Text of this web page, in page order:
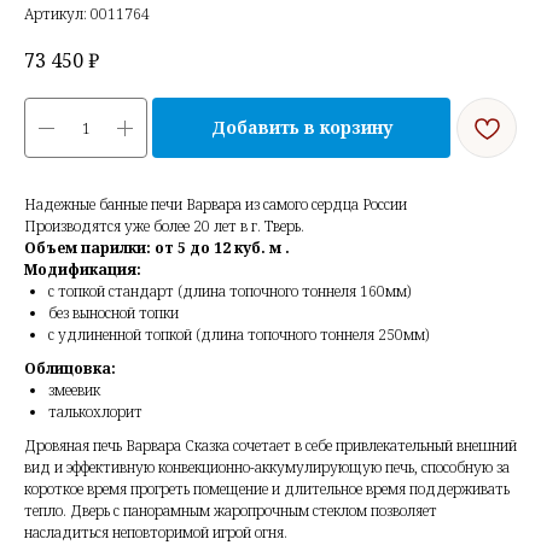
Артикул: 0011764
73 450₽
Добавить в корзину
Надежные банные печи Варвара из самого сердца России
Производятся уже более 20 лет в г. Тверь.
Объем парилки: от 5 до 12 куб. м .
Модификация:
с топкой стандарт (длина топочного тоннеля 160мм)
без выносной топки
с удлиненной топкой (длина топочного тоннеля 250мм)
Облицовка:
змеевик
талькохлорит
Дровяная печь Варвара Сказка сочетает в себе привлекательный внешний
вид и эффективную конвекционно-аккумулирующую печь, способную за
короткое время прогреть помещение и длительное время поддерживать
тепло. Дверь с панорамным жаропрочным стеклом позволяет
насладиться неповторимой игрой огня.